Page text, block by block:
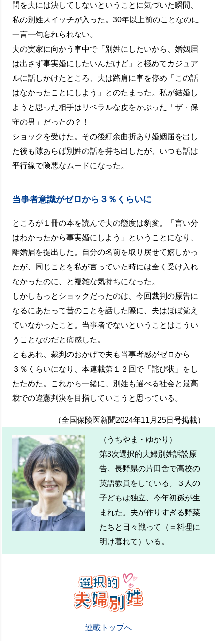
問を夫には決してしないということに気づいた瞬間、
私の別姓スイッチが入った。30年以上前のことなのに
一言一句忘れられない。
夫の実家に向かう車中で「別姓にしたいから、婚姻届
は出さず事実婚にしたいんだけど」と極めてカジュア
ルに話しかけたところ、夫は路肩に車を停め「この話
はなかったことにしよう」とのたまった。私が結婚し
ようと思った相手はリベラルな皮をかぶった「ザ・保
守の男」だったの？！
ショックを受けた。その後紆余曲折あり婚姻届を出し
た後も隙あらば別姓の話を持ち出したが、いつも話は
平行線で険悪なムードになった。
当事者意識がゼロから３％くらいに
ところが１冊の本を読んで夫の態度は豹変。「言い分
はわかったから事実婚にしよう」ということになり、
離婚届を提出した。自分の名前を取り戻せて嬉しかっ
たが、同じことを私が言っていた時には全く受け入れ
なかったのに、と複雑な気持ちになった。
しかしもっとショックだったのは、今回裁判の原告に
なるにあたって昔のことを話した際に、夫はほぼ覚え
ていなかったこと。当事者でないということはこうい
うことなのだと痛感した。
ともあれ、裁判のおかげで夫も当事者感がゼロから
３％くらいになり、本連載第１２回で「詫び状」をし
たためた。これから一緒に、別姓も選べる社会と最高
裁での違憲判決を目指していこうと思っている。
（全国保険医新聞2024年11月25日号掲載）
（うちやま・ゆかり）
第3次選択的夫婦別姓訴訟原
告。長野県の片田舎で高校の
英語教員をしている。３人の
子どもは独立、今年初孫が生
まれた。夫が作りすぎる野菜
たちと日々戦って（＝料理に
明け暮れて）いる。
連載トップへ